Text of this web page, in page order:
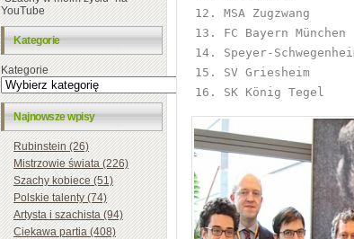
YouTube
Kategorie
Kategorie
Najnowsze wpisy
Rubinstein (26)
Mistrzowie świata (226)
Szachy kobiece (51)
Polskie talenty (74)
Artysta i szachista (94)
Ciekawa partia (408)
12. MSA Zugzwang
13. FC Bayern
14. Speyer-
15. SV Griesheim
16. SK König Tegel